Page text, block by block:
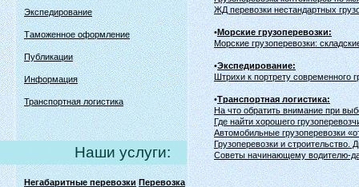
Экспедирование
Таможенное оформление
Публикации
Информация
Транспортная логистика
Наши услуги:
Негабаритные перевозки Перевозка
ЖД перевозки нестандартных
•Морские грузоперевозки:
Морские грузоперевозки:
•Экспедирование:
Штрихи к портрету современного
•Транспортная логистика:
На что обратить внимание при
Где найти хорошего
Автомобильные грузоперевозки
Грузоперевозки и
Советы начинающему водителю-